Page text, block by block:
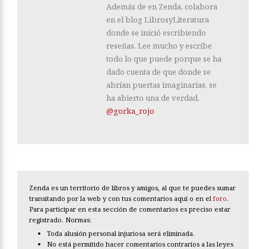
Además de en Zenda, colabora
en el blog LibrosyLiteratura
donde se inició escribiendo
reseñas. Lee mucho y escribe
todo lo que puede porque se ha
dado cuenta de que donde se
abrían puertas imaginarias, se
ha abierto una de verdad.
@gorka_rojo
Zenda es un territorio de libros y amigos, al que te puedes sumar
transitando por la web y con tus comentarios aquí o en el foro.
Para participar en esta sección de comentarios es preciso estar
registrado. Normas:
Toda alusión personal injuriosa será eliminada.
No está permitido hacer comentarios contrarios a las leyes